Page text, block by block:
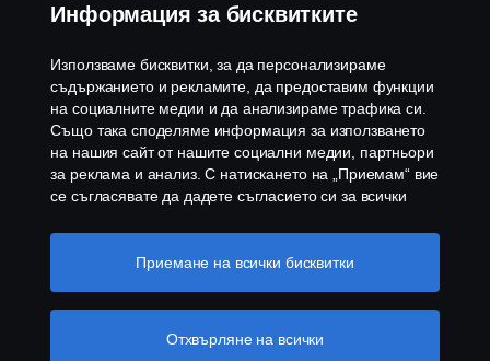
Бюлетин
Политика за бисквитки
Настройки на бисквитките
Скания България ЕООД, 1186 София, с. Герман,
Информация за бисквитките
Използваме бисквитки, за да персонализираме
съдържанието и рекламите, да предоставим функции
на социалните медии и да анализираме трафика си.
Също така споделяме информация за използването
на нашия сайт от нашите социални медии, партньори
за реклама и анализ. С натискането на „Приемам“ вие
се съгласявате да дадете съгласието си за всички
споделя. Можете също така да управлявате своите
бисквитки, като щракнете върху „Настройки на
който можете да намерите, като щракнете върху
Отхвърляне на всички
Приемане на всички бисквитки